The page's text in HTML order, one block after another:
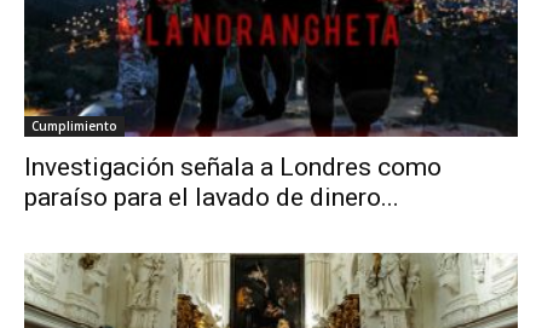
Cumplimiento
Investigación señala a Londres como
paraíso para el lavado de dinero...